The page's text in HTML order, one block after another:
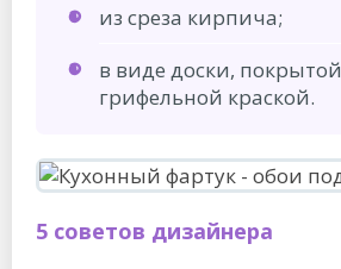
из среза кирпича;
в виде доски, покрытой
грифельной краской.
5 советов дизайнера